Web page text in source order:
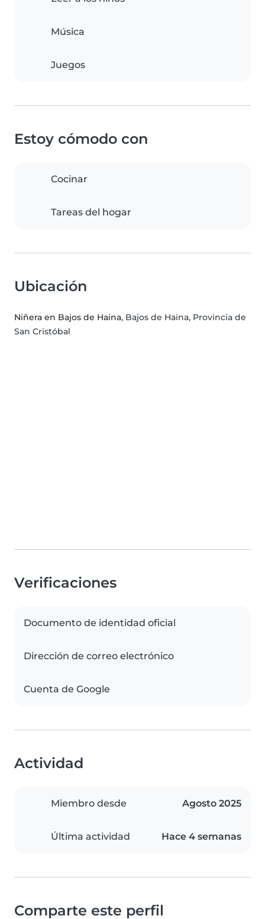
Música
Juegos
Estoy cómodo con
Cocinar
Tareas del hogar
Ubicación
Niñera en Bajos de Haina, Bajos de Haina, Provincia de
San Cristóbal
Verificaciones
Documento de identidad oficial
Dirección de correo electrónico
Cuenta de Google
Actividad
Miembro desde Agosto 2025
Última actividad Hace 4 semanas
Comparte este perfil